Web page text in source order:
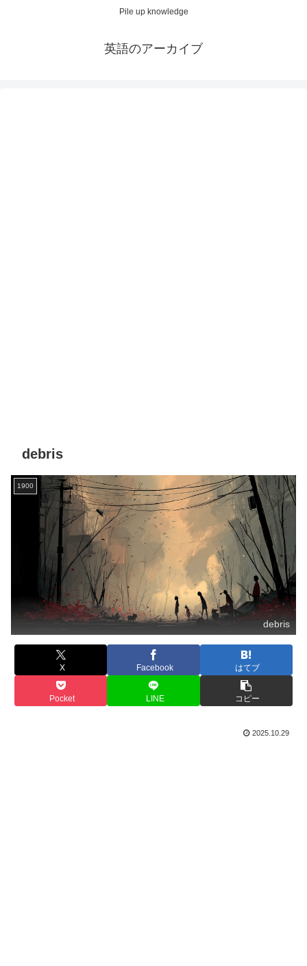
Pile up knowledge
英語のアーカイブ
debris
1900
debris
X Facebook はてブ
Pocket LINE コピー
2025.10.29